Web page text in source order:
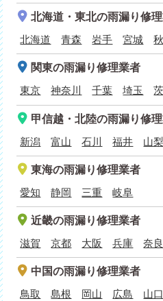
北海道・東北の雨漏り修
北海道
青森 岩手 宮城
関東の雨漏り修理業者
東京
神奈川 千葉 埼玉
甲信越・北陸の雨漏り修
新潟
富山 石川 福井 山梨
東海の雨漏り修理業者
愛知
静岡 三重 岐阜
近畿の雨漏り修理業者
滋賀
京都 大阪 兵庫 奈良
中国の雨漏り修理業者
鳥取
島根 岡山 広島 山口